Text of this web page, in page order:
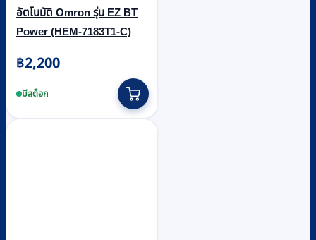
อัตโนมัติ Omron รุ่น EZ BT
Power (HEM-7183T1-C)
฿2,200
มีสต็อก